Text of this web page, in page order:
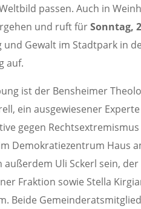
passen. Auch in
und ruft fürSonntag,
und Gewalt im Stadtpark in
auf.
ist der Bensheimer
ein ausgewiesener
gegen
Demokratiezentrum Haus
Uli Sckerl sein,
Fraktion sowie Stella
Beide